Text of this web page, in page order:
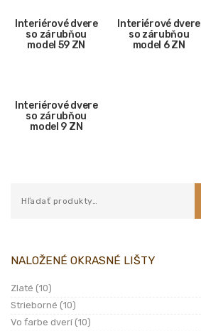
Interiérové dvere
so zárubňou
model 59 ZN
Interiérové dvere
so zárubňou
model 6 ZN
Interiérové dvere
so zárubňou
model 9 ZN
NALOŽENÉ OKRASNÉ LIŠTY
Zlaté (10)
Strieborné (10)
Vo farbe dverí (10)